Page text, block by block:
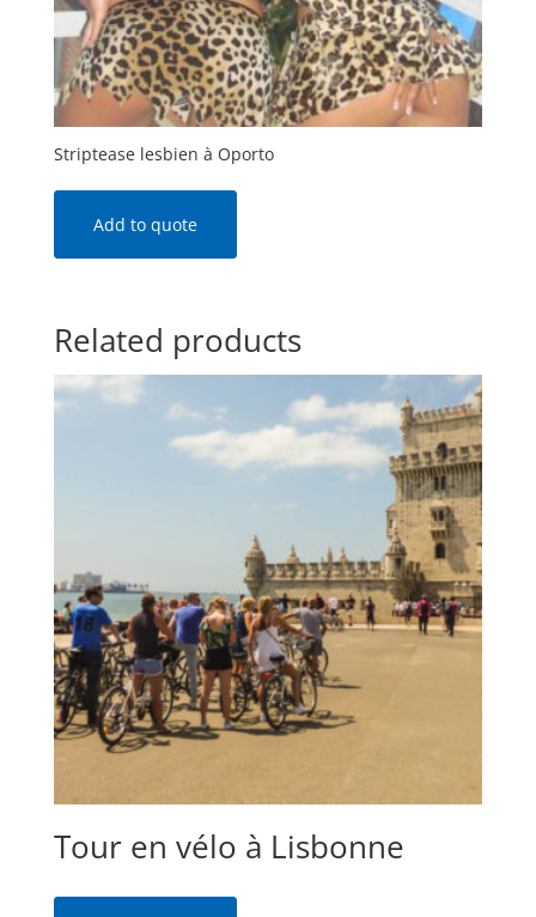
Striptease lesbien à Oporto
Add to quote
Related products
Tour en vélo à Lisbonne